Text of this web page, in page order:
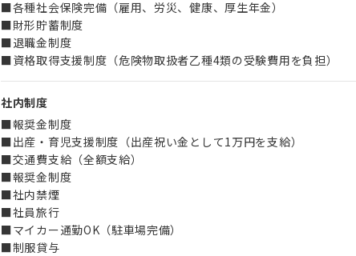
■各種社会保険完備（雇用、労災、健康、厚生年金）
■財形貯蓄制度
■退職金制度
■資格取得支援制度（危険物取扱者乙種4類の受験費用を負担）
社内制度
■報奨金制度
■出産・育児支援制度（出産祝い金として1万円を支給）
■交通費支給（全額支給）
■報奨金制度
■社内禁煙
■社員旅行
■マイカー通勤OK（駐車場完備）
■制服貸与